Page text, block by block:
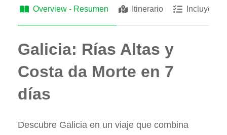
Overview - Resumen Itinerario Incluye
Galicia: Rías Altas y
Costa da Morte en 7
días
Descubre Galicia en un viaje que combina